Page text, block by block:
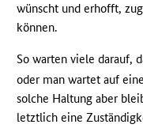
wünscht und erhofft,
können.
So warten viele darauf,
oder man wartet auf
solche Haltung aber
letztlich eine